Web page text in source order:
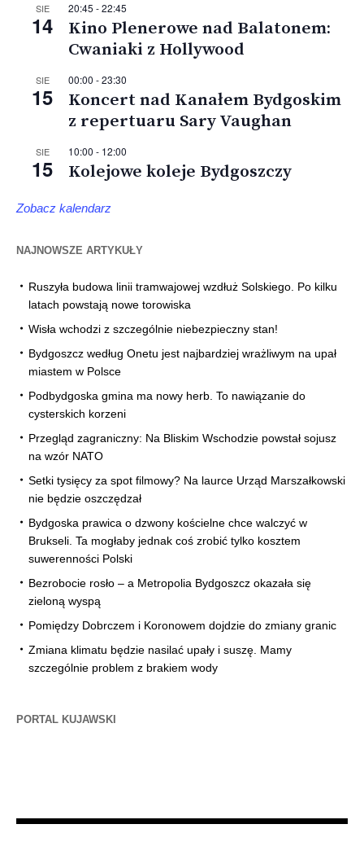
SIE
14
20:45 -22:45
Kino Plenerowe nad Balatonem:
Cwaniaki z Hollywood
SIE
15
00:00 -23:30
Koncert nad Kanałem Bydgoskim
z repertuaru Sary Vaughan
SIE
15
10:00 - 12:00
Kolejowe koleje Bydgoszczy
Zobacz kalendarz
NAJNOWSZE ARTYKUŁY
Ruszyła budowa linii tramwajowej wzdłuż Solskiego. Po kilku
latach powstają nowe torowiska
Wisła wchodzi z szczególnie niebezpieczny stan!
Bydgoszcz według Onetu jest najbardziej wrażliwym na upał
miastem w Polsce
Podbydgoska gmina ma nowy herb. To nawiązanie do
cysterskich korzeni
Przegląd zagraniczny: Na Bliskim Wschodzie powstał sojusz
na wzór NATO
Setki tysięcy za spot filmowy? Na laurce Urząd Marszałkowski
nie będzie oszczędzał
Bydgoska prawica o dzwony kościelne chce walczyć w
Brukseli. Ta mogłaby jednak coś zrobić tylko kosztem
suwerenności Polski
Bezrobocie rosło – a Metropolia Bydgoszcz okazała się
zieloną wyspą
Pomiędzy Dobrczem i Koronowem dojdzie do zmiany granic
Zmiana klimatu będzie nasilać upały i suszę. Mamy
szczególnie problem z brakiem wody
PORTAL KUJAWSKI